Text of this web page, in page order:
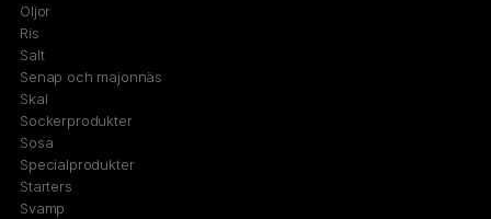
Oljor
Ris
Salt
Senap och majonnäs
Skal
Sockerprodukter
Sosa
Specialprodukter
Starters
Svamp